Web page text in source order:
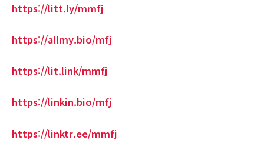
https://litt.ly/mmfj
https://allmy.bio/mfj
https://lit.link/mmfj
https://linkin.bio/mfj
https://linktr.ee/mmfj